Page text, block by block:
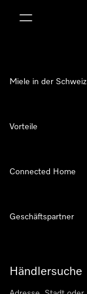
Händlersuche
Miele in der Schweiz
Vorteile
Connected Home
Geschäftspartner